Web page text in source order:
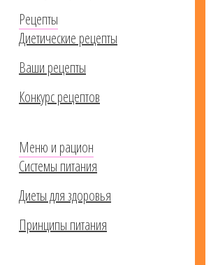
Рецепты
Диетические рецепты
Ваши рецепты
Конкурс рецептов
Меню и рацион
Системы питания
Диеты для здоровья
Принципы питания